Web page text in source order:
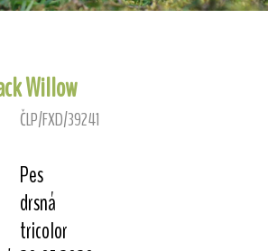
Willow
ČLP/FXD/39241
Pes
drsná
tricolor